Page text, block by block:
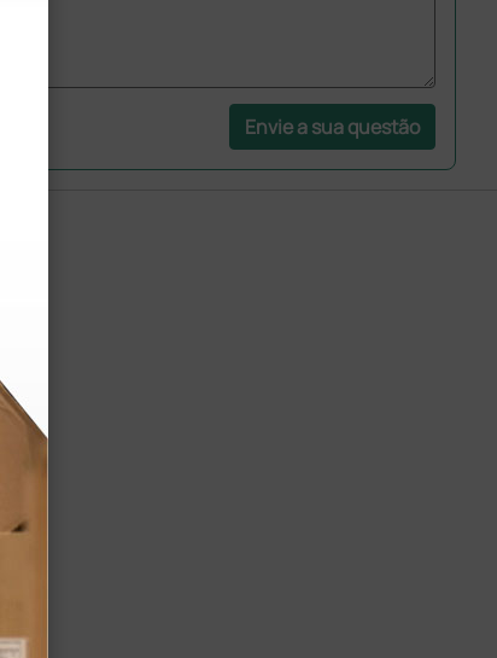
Envie a sua questão